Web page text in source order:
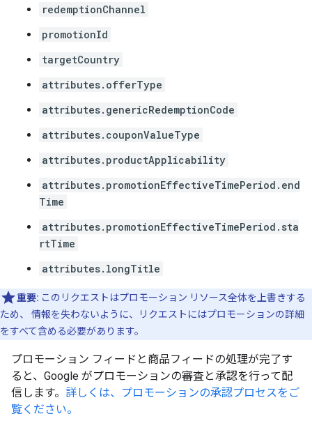
redemptionChannel
promotionId
targetCountry
attributes.offerType
attributes.genericRedemptionCode
attributes.couponValueType
attributes.productApplicability
attributes.promotionEffectiveTimePeriod.end
Time
attributes.promotionEffectiveTimePeriod.sta
rtTime
attributes.longTitle
重要: このリクエストはプロモーション リソース全体を上書きする
ため、 情報を失わないように、リクエストにはプロモーションの詳細
をすべて含める必要があります。
プロモーション フィードと商品フィードの処理が完了す
ると、Google がプロモーションの審査と承認を行って配
信します。 詳しくは、プロモーションの承認プロセスをご
覧ください。